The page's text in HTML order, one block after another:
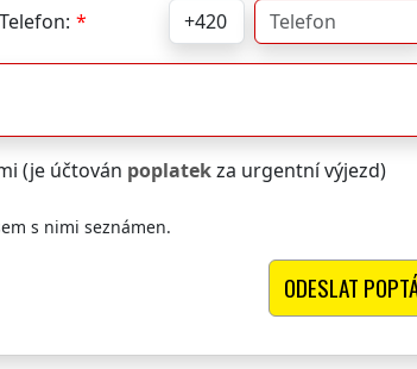
Telefon:
(je účtován poplatekza urgentní výjezd)
s nimi seznámen.